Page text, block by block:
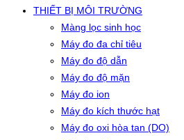
THIẾT BỊ MÔI TRƯỜNG
Màng lọc sinh học
Máy đo đa chỉ tiêu
Máy đo độ dẫn
Máy đo độ mặn
Máy đo ion
Máy đo kích thước hạt
Máy đo oxi hòa tan (DO)